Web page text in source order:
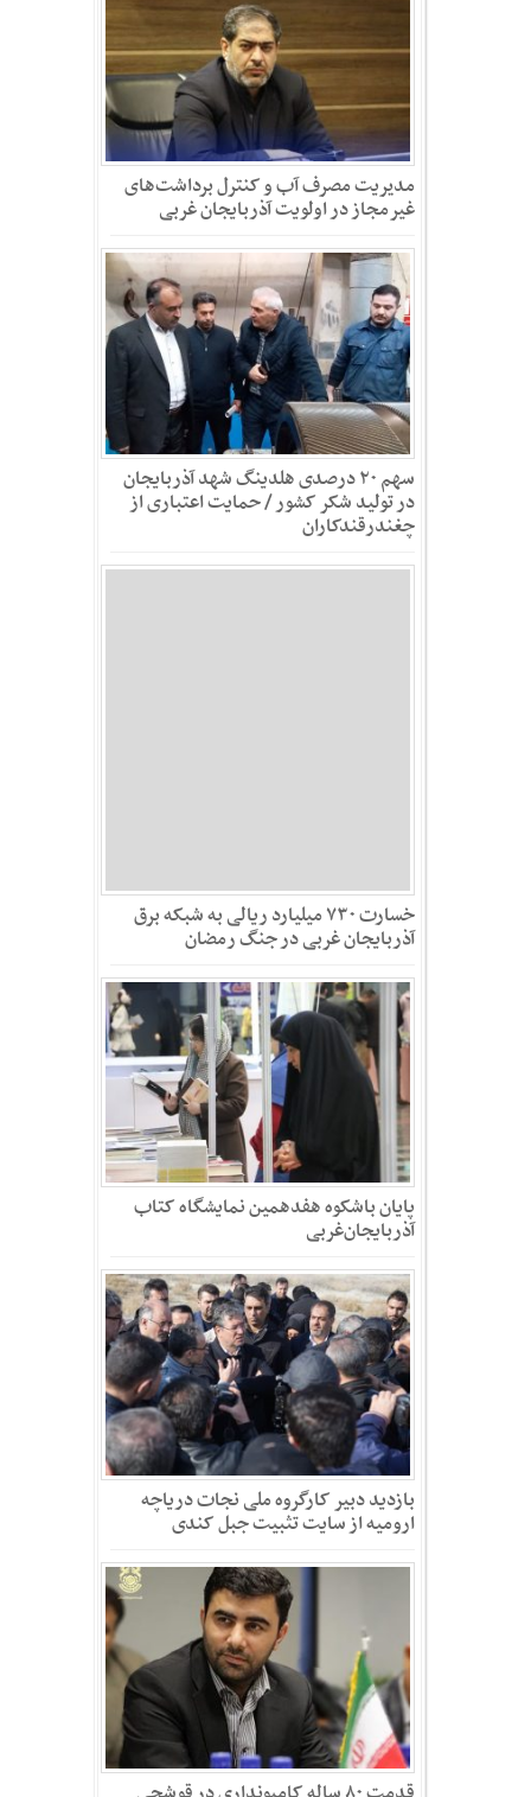
مدیریت مصرف آب و کنترل برداشت‌های
غیرمجاز در اولویت آذربایجان غربی
سهم ۲۰ درصدی هلدینگ شهد آذربایجان
در تولید شکر کشور / حمایت اعتباری از
چغندرقندکاران
خسارت ۷۳۰ میلیارد ریالی به شبکه برق
آذربایجان غربی در جنگ‌ رمضان
پایان باشکوه هفدهمین نمایشگاه کتاب
آذربایجان‌غربی
بازدید دبیر کارگروه ملی نجات دریاچه
ارومیه از سایت تثبیت جبل کندی